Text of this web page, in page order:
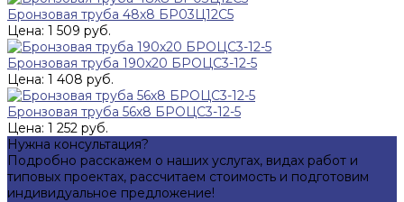
Бронзовая труба 48х8 БР03Ц12С5
Цена: 1 509 руб.
Бронзовая труба 190х20 БРОЦС3-12-5
Цена: 1 408 руб.
Бронзовая труба 56х8 БРОЦС3-12-5
Цена: 1 252 руб.
Нужна консультация?
Подробно расскажем о наших услугах, видах работ и
типовых проектах, рассчитаем стоимость и подготовим
индивидуальное предложение!